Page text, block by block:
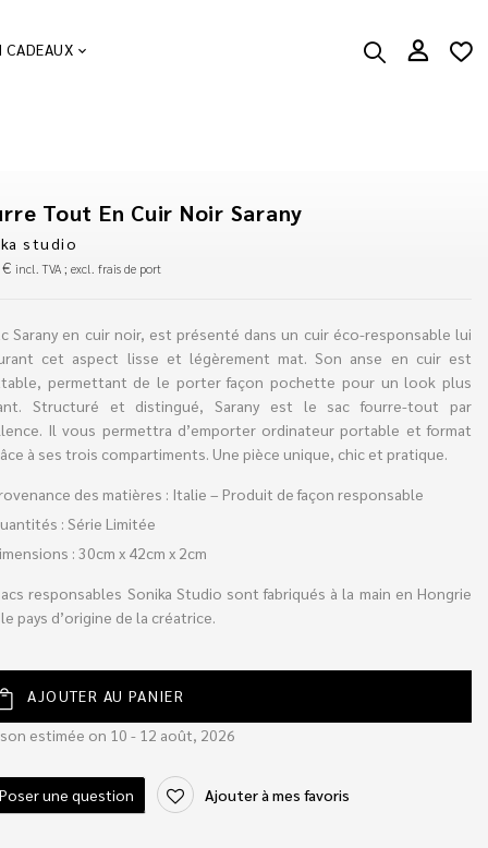
CADEAUX
Tout En Cuir Noir Sarany
studio
€ incl. TVA ; excl. frais de port
Sarany en cuir noir, est présenté dans un cuir éco-responsable lui
cet aspect lisse et légèrement mat. Son anse en cuir est
permettant de le porter façon pochette pour un look plus
Structuré et distingué, Sarany est le sac fourre-tout par
Il vous permettra d’emporter ordinateur portable et format
à ses trois compartiments. Une pièce unique, chic et pratique.
des matières : Italie – Produit de façon responsable
: Série Limitée
: 30cm x 42cm x 2cm
responsables Sonika Studio sont fabriqués à la main en Hongrie
pays d’origine de la créatrice.
AJOUTER AU PANIER
estimée on 10 - 12 août, 2026
une question Ajouter à mes favoris